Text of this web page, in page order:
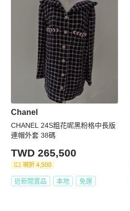
Chanel
CHANEL 24S粗花呢黑粉格中長版
連帽外套 38碼
TWD 265,500
現折 4,500
近新閒置品 本地 免運